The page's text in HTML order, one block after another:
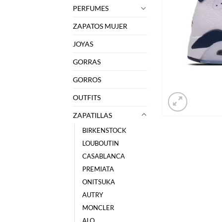
PERFUMES
ZAPATOS MUJER
JOYAS
GORRAS
GORROS
OUTFITS
ZAPATILLAS
BIRKENSTOCK
LOUBOUTIN
CASABLANCA
PREMIATA
ONITSUKA
AUTRY
MONCLER
ALO